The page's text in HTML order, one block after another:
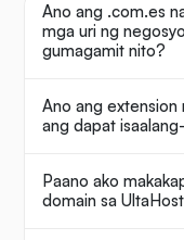
Ano ang .com.es
mga uri ng
gumagamit nito?
Ano ang extension
ang dapat
Paano ako
domain sa